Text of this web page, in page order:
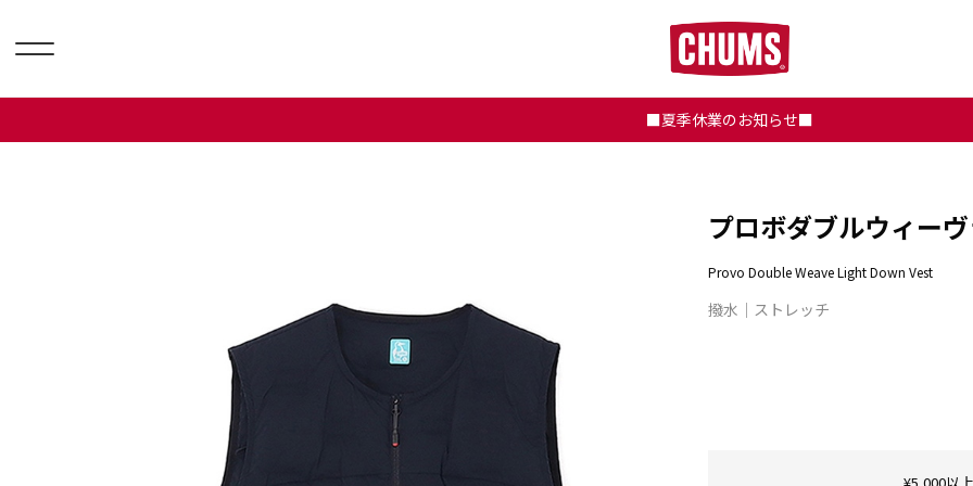
■夏季休業のお知らせ■
プロボダブルウィー
Provo Double Weave Light Down Vest
撥水 ストレッチ